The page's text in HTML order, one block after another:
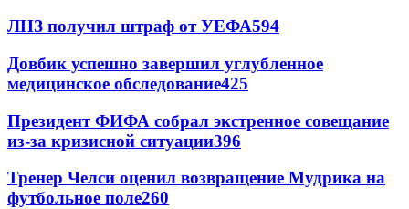
ЛНЗ получил штраф от УЕФА594
Довбик успешно завершил углубленное
медицинское обследование425
Президент ФИФА собрал экстренное совещание
из-за кризисной ситуации396
Тренер Челси оценил возвращение Мудрика на
футбольное поле260